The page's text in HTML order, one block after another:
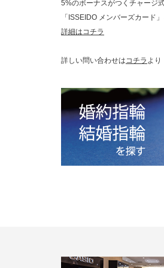
5%のボーナスがつくチャージ
「ISSEIDO メンバーズカード
詳細はコチラ
詳しい問い合わせはコチラ より